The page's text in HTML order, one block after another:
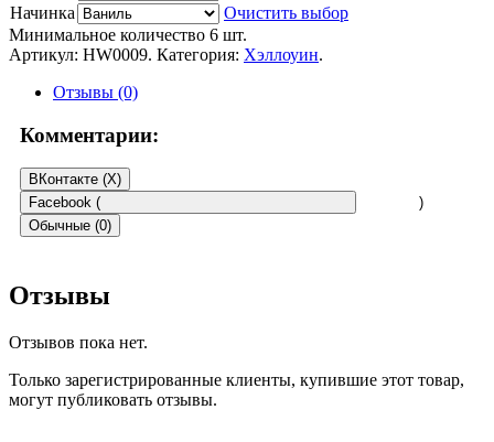
Начинка
Очистить выбор
Минимальное количество 6 шт.
Артикул: HW0009. Категория: Хэллоуин.
Отзывы (0)
Комментарии:
ВКонтакте (X)
Facebook (
)
Обычные (0)
Отзывы
Отзывов пока нет.
Только зарегистрированные клиенты, купившие этот товар,
могут публиковать отзывы.